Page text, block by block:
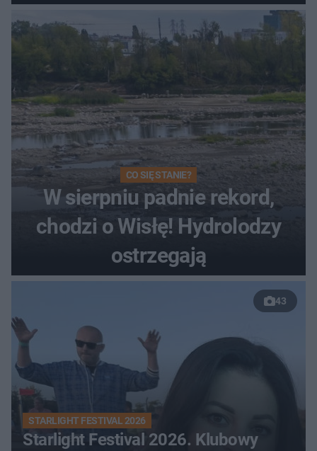
Toruniu
CO SIĘ STANIE?
W sierpniu padnie rekord,
chodzi o Wisłę! Hydrolodzy
ostrzegają
43
STARLIGHT FESTIVAL 2026
Starlight Festival 2026. Klubowy